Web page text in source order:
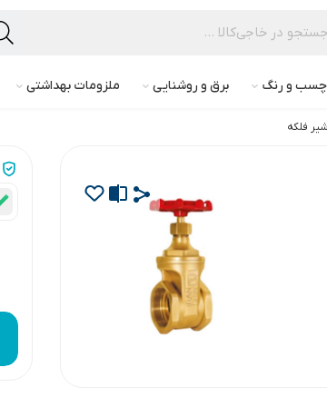
چسب و رنگ برق و روشنایی ملزومات بهداشتی
شیر فلکه